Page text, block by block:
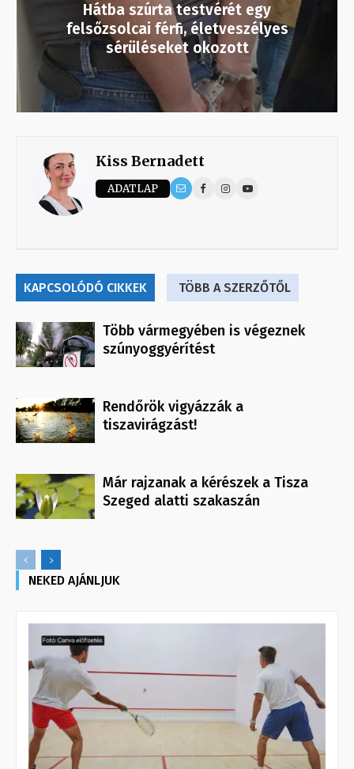
Hátba szúrta testvérét egy
felsőzsolcai férfi, életveszélyes
sérüléseket okozott
Kiss Bernadett
ADATLAP
KAPCSOLÓDÓ CIKKEK TÖBB A SZERZŐTŐL
Több vármegyében is végeznek
szúnyoggyérítést
Rendőrök vigyázzák a
tiszavirágzást!
Már rajzanak a kérészek a Tisza
Szeged alatti szakaszán
NEKED AJÁNLJUK